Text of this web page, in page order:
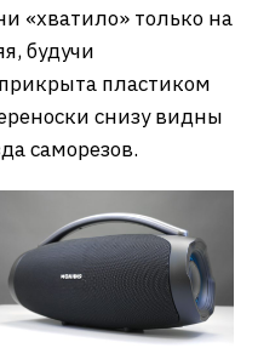
«хватило» только на
будучи
пластиком
снизу видны
саморезов.